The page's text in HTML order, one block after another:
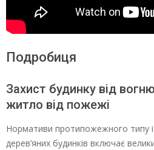
Подробиця
Захист будинку від
житло від пожежі
Нормативи протипожежного типу
дерев’яних будинків включає